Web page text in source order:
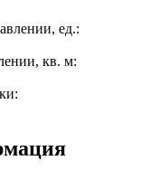
ед.:
кв. м: